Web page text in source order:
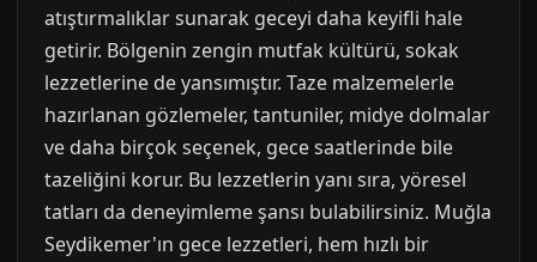
atıştırmalıklar sunarak geceyi daha keyifli hale
getirir. Bölgenin zengin mutfak kültürü, sokak
lezzetlerine de yansımıştır. Taze malzemelerle
hazırlanan gözlemeler, tantuniler, midye dolmalar
ve daha birçok seçenek, gece saatlerinde bile
tazeliğini korur. Bu lezzetlerin yanı sıra, yöresel
tatları da deneyimleme şansı bulabilirsiniz. Muğla
Seydikemer'ın gece lezzetleri, hem hızlı bir